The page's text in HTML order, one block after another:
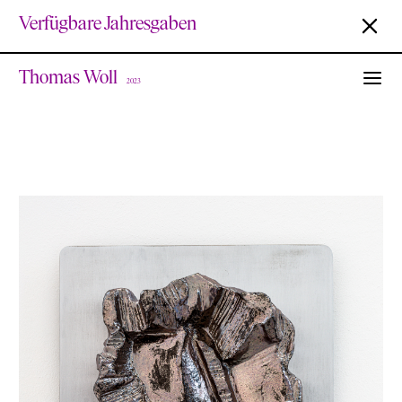
Verfügbare Jahresgaben
Thomas Woll 2023